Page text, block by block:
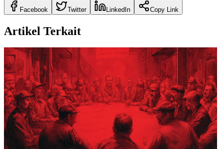
Facebook Twitter LinkedIn Copy Link
Artikel Terkait